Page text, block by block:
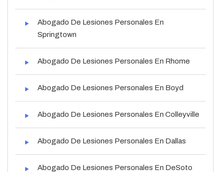
Abogado De Lesiones Personales En
Springtown
Abogado De Lesiones Personales En Rhome
Abogado De Lesiones Personales En Boyd
Abogado De Lesiones Personales En Colleyville
Abogado De Lesiones Personales En Dallas
Abogado De Lesiones Personales En DeSoto